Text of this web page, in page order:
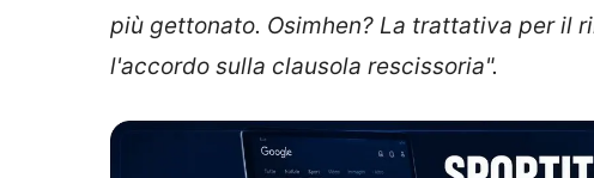
più gettonato. Osimhen? La trattativa per il
l'accordo sulla clausola rescissoria".